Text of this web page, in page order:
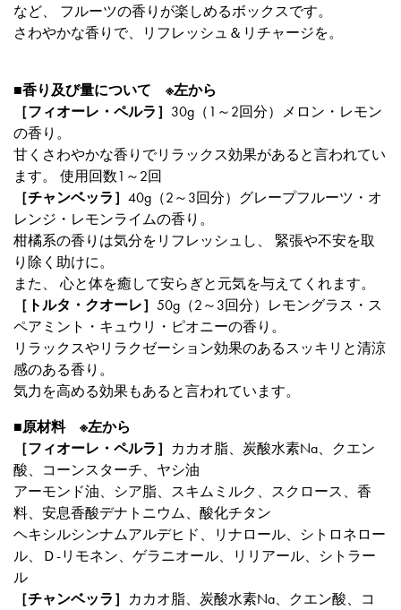
など、 フルーツの香りが楽しめるボックスです。
さわやかな香りで、リフレッシュ＆リチャージを。
■香り及び量について ※左から
［フィオーレ・ペルラ］ 30g（1～2回分）メロン・レモン
の香り。
甘くさわやかな香りでリラックス効果があると言われてい
ます。 使用回数1～2回
［チャンベッラ］ 40g（2～3回分）グレープフルーツ・オ
レンジ・レモンライムの香り。
柑橘系の香りは気分をリフレッシュし、 緊張や不安を取
り除く助けに。
また、 心と体を癒して安らぎと元気を与えてくれます。
［トルタ・クオーレ］ 50g（2～3回分）レモングラス・ス
ペアミント・キュウリ・ピオニーの香り。
リラックスやリラクゼーション効果のあるスッキリと清涼
感のある香り。
気力を高める効果もあると言われています。
■原材料 ※左から
［フィオーレ・ペルラ］ カカオ脂、炭酸水素Na、クエン
酸、コーンスターチ、ヤシ油
アーモンド油、シア脂、スキムミルク、スクロース、香
料、安息香酸デナトニウム、酸化チタン
ヘキシルシンナムアルデヒド、リナロール、シトロネロー
ル、Ｄ-リモネン、ゲラニオール、リリアール、シトラー
ル
［チャンベッラ］ カカオ脂、炭酸水素Na、クエン酸、コ